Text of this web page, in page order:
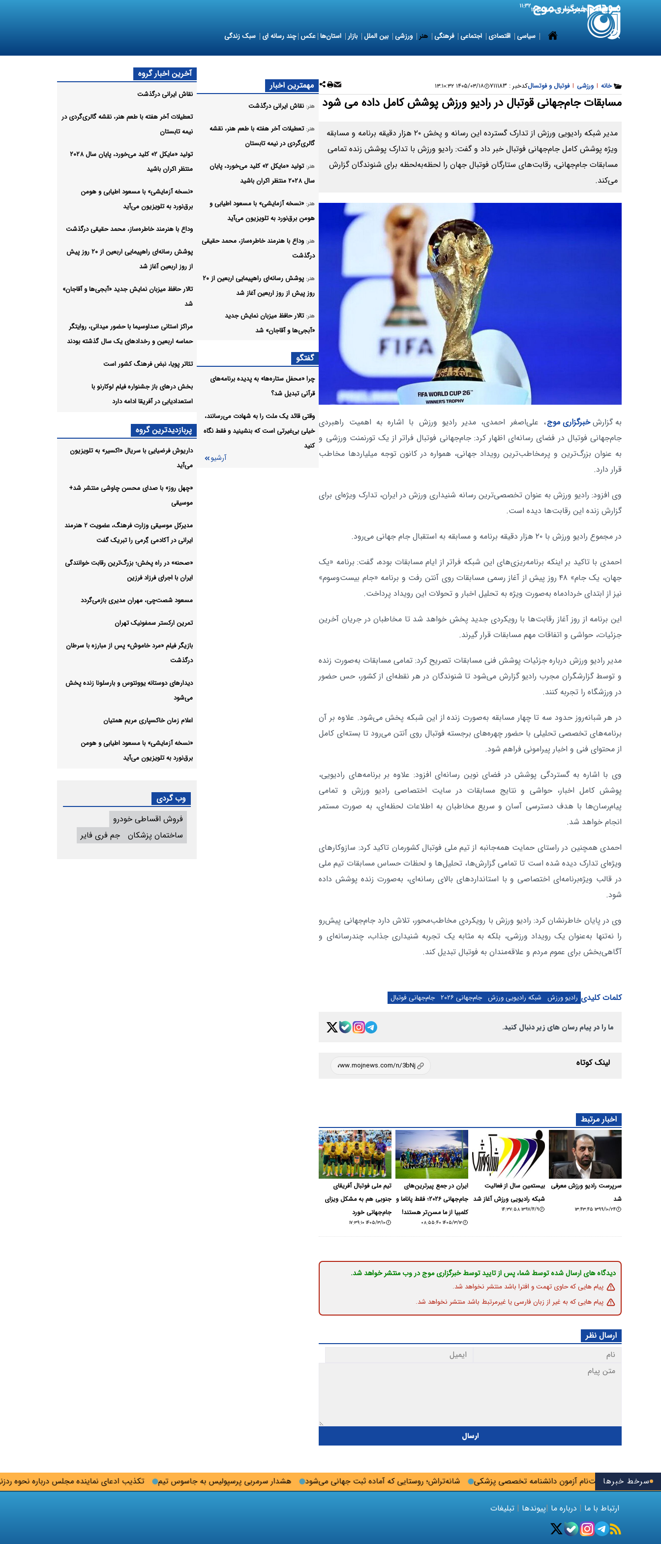
7 August 2026 جمعه ۱۶ مرداد ۱۴۰۵ ۱۱:۳۲
سیاسی اقتصادی اجتماعی فرهنگی هنر ورزشی بین الملل بازار استان‌ها عکس چند رسانه ای سبک زندگی
سرخط خبرها تکذیب ادعای نماینده مجلس درباره نحوه ردزنی هشدار سرمربی پرسپولیس به جاسوس تیم شانه‌تراش؛ روستایی که آماده ثبت جهانی می‌شود فرصت ثبت‌نام آزمون دانشنامه تخصصی پزشکی
خانه | ورزشی | فوتبال و فوتسالکدخبر : ۷۱۱۱۸۳ ۱۴۰۵/۰۳/۱۸ ۱۳:۱۰:۳۲
مسابقات جام‌جهانی قوتبال در رادیو ورزش پوشش کامل داده می شود
مدیر شبکه رادیویی ورزش از تدارک گسترده این رسانه و پخش ۲۰ هزار دقیقه برنامه و مسابقه
ویژه پوشش کامل جام‌جهانی فوتبال خبر داد و گفت: رادیو ورزش با تدارک پوشش زنده تمامی
مسابقات جام‌جهانی، رقابت‌های ستارگان فوتبال جهان را لحظه‌به‌لحظه برای شنوندگان گزارش
می‌کند.
به گزارشخبرگزاری موج، علی‌اصغر احمدی، مدیر رادیو ورزش با اشاره به اهمیت راهبردی
جام‌جهانی فوتبال در فضای رسانه‌ای اظهار کرد: جام‌جهانی فوتبال فراتر از یک تورنمنت ورزشی و
به عنوان بزرگ‌ترین و پرمخاطب‌ترین رویداد جهانی، همواره در کانون توجه میلیاردها مخاطب
قرار دارد.
وی افزود: رادیو ورزش به عنوان تخصصی‌ترین رسانه شنیداری ورزش در ایران، تدارک ویژه‌ای برای
گزارش زنده این رقابت‌ها دیده است.
در مجموع رادیو ورزش با ۲۰ هزار دقیقه برنامه و مسابقه به استقبال جام جهانی می‌رود.
احمدی با تاکید بر اینکه برنامه‌ریزی‌های این شبکه فراتر از ایام مسابقات بوده، گفت: برنامه «یک
جهان، یک جام» ۴۸ روز پیش از آغاز رسمی مسابقات روی آنتن رفت و برنامه «جام بیست‌وسوم»
نیز از ابتدای خردادماه به‌صورت ویژه به تحلیل اخبار و تحولات این رویداد پرداخت.
این برنامه از روز آغاز رقابت‌ها با رویکردی جدید پخش خواهد شد تا مخاطبان در جریان آخرین
جزئیات، حواشی و اتفاقات مهم مسابقات قرار گیرند.
مدیر رادیو ورزش درباره جزئیات پوشش فنی مسابقات تصریح کرد: تمامی مسابقات به‌صورت زنده
و توسط گزارشگران مجرب رادیو گزارش می‌شود تا شنوندگان در هر نقطه‌ای از کشور، حس حضور
در ورزشگاه را تجربه کنند.
در هر شبانه‌روز حدود سه تا چهار مسابقه به‌صورت زنده از این شبکه پخش می‌شود. علاوه بر آن
برنامه‌های تخصصی تحلیلی با حضور چهره‌های برجسته فوتبال روی آنتن می‌رود تا بسته‌ای کامل
از محتوای فنی و اخبار پیرامونی فراهم شود.
وی با اشاره به گستردگی پوشش در فضای نوین رسانه‌ای افزود: علاوه بر برنامه‌های رادیویی،
پوشش کامل اخبار، حواشی و نتایج مسابقات در سایت اختصاصی رادیو ورزش و تمامی
پیام‌رسان‌ها با هدف دسترسی آسان و سریع مخاطبان به اطلاعات لحظه‌ای، به صورت مستمر
انجام خواهد شد.
احمدی همچنین در راستای حمایت همه‌جانبه از تیم ملی فوتبال کشورمان تاکید کرد: سازوکارهای
ویژه‌ای تدارک دیده شده است تا تمامی گزارش‌ها، تحلیل‌ها و لحظات حساس مسابقات تیم ملی
در قالب ویژه‌برنامه‌ای اختصاصی و با استانداردهای بالای رسانه‌ای، به‌صورت زنده پوشش داده
شود.
وی در پایان خاطرنشان کرد: رادیو ورزش با رویکردی مخاطب‌محور، تلاش دارد جام‌جهانی پیش‌رو
را نه‌تنها به‌عنوان یک رویداد ورزشی، بلکه به مثابه یک تجربه شنیداری جذاب، چندرسانه‌ای و
آگاهی‌بخش برای عموم مردم و علاقه‌مندان به فوتبال تبدیل کند.
کلمات کلیدی رادیو ورزش شبکه رادیویی ورزش جام‌جهانی ۲۰۲۶ جام‌جهانی فوتبال
ما را در پیام رسان های زیر دنبال کنید.
لینک کوتاه
اخبار مرتبط
سرپرست رادیو ورزش معرفی
شد
۱۳۹۹/۱۰/۲۴ ۱۳:۴۳:۴۵
بیستمین سال از فعالیت
شبکه رادیویی ورزش آغاز شد
۱۳۹۷/۴/۹ ۱۴:۳۷:۵۸
ایران در جمع پیرترین‌های
جام‌جهانی ۲۰۲۶؛ فقط پاناما و
کلمبیا از ما مسن‌تر هستند!
۱۴۰۵/۳/۱۲ ۰۸:۵۵:۴۰
تیم ملی فوتبال آفریقای
جنوبی هم به مشکل ویزای
جام‌جهانی خورد
۱۴۰۵/۳/۱۰ ۱۷:۳۹:۱۰
دیدگاه های ارسال شده توسط شما، پس از تایید توسط خبرگزاری موج در وب منتشر خواهد شد.
پیام هایی که حاوی تهمت و افترا باشد منتشر نخواهد شد.
پیام هایی که به غیر از زبان فارسی یا غیرمرتبط باشد منتشر نخواهد شد.
ارسال نظر
ارسال
مهمترین اخبار
هنر: نقاش ایرانی درگذشت
هنر: تعطیلات آخر هفته با طعم هنر، نقشه
گالری‌گردی در نیمه تابستان
هنر:
تولید «مایکل ۲» کلید می‌خورد، پایان
سال ۲۰۲۸ منتظر اکران باشید
هنر: «نسخه آزمایشی» با مسعود اطیابی و
هومن برق‌نورد به تلویزیون می‌آید
هنر: وداع با هنرمند خاطره‌ساز، محمد حقیقی
درگذشت
هنر:
پوشش رسانه‌ای راهپیمایی اربعین از ۲۰
روز پیش از روز اربعین آغاز شد
هنر: تالار حافظ میزبان نمایش جدید
«آبجی‌ها و آقاجان» شد
هنر: مراکز استانی صداوسیما با حضور
میدانی، روایتگر حماسه اربعین و رخدادهای
یک سال گذشته بودند
هنر: بخش درهای باز جشنواره فیلم لوکارنو با
استعدادیابی در آفریقا ادامه دارد
آرشیو
گفتگو
چرا «محفل ستاره‌ها» به پدیده برنامه‌های
قرآنی تبدیل شد؟
وقتی قائد یک ملت را به شهادت می‌رسانند،
خیلی بی‌غیرتی است که بنشینید و فقط نگاه
کنید
آرشیو
آخرین اخبار گروه
نقاش ایرانی درگذشت
تعطیلات آخر هفته با طعم هنر، نقشه گالری‌گردی در
نیمه تابستان
تولید «مایکل ۲» کلید می‌خورد، پایان سال ۲۰۲۸
منتظر اکران باشید
«نسخه آزمایشی» با مسعود اطیابی و هومن
برق‌نورد به تلویزیون می‌آید
وداع با هنرمند خاطره‌ساز، محمد حقیقی درگذشت
پوشش رسانه‌ای راهپیمایی اربعین از ۲۰ روز پیش
از روز اربعین آغاز شد
تالار حافظ میزبان نمایش جدید «آبجی‌ها و آقاجان»
شد
مراکز استانی صداوسیما با حضور میدانی، روایتگر
حماسه اربعین و رخدادهای یک سال گذشته بودند
تئاتر پویا، نبض فرهنگ کشور است
بخش درهای باز جشنواره فیلم لوکارنو با
استعدادیابی در آفریقا ادامه دارد
پربازدیدترین گروه
داریوش فرضیایی با سریال «اکسیر» به تلویزیون
می‌آید
«چهل روز» با صدای محسن چاوشی منتشر شد+
موسیقی
مدیرکل موسیقی وزارت فرهنگ، عضویت ۲ هنرمند
ایرانی در آکادمی گِرمی را تبریک گفت
«صحنه» در راه پخش؛ بزرگ‌ترین رقابت خوانندگی
ایران با اجرای فرزاد فرزین
مسعود شصت‌چی، مهران مدیری بازمی‌گردد
تمرین ارکستر سمفونیک تهران
بازیگر فیلم «مرد خاموش» پس از مبارزه با سرطان
درگذشت
دیدارهای دوستانه یوونتوس و بارسلونا زنده پخش
می‌شود
اعلام زمان خاکسپاری مریم همتیان
«نسخه آزمایشی» با مسعود اطیابی و هومن
برق‌نورد به تلویزیون می‌آید
وب گردی
فروش اقساطی خودرو
ساختمان پزشکان
جم فری فایر
ارتباط با ما | درباره ما |پیوندها | تبلیغات